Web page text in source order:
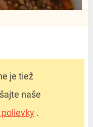
je tiež
naše
.